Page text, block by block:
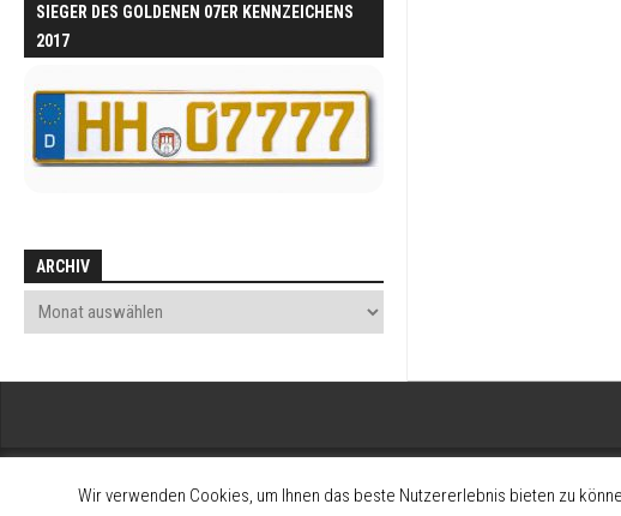
SIEGER DES GOLDENEN 07ER KENNZEICHENS
2017
ARCHIV
2008-2026 Alltagsklassiker - Interessengemeinschaft zum Erhalt und Förderung
Wir verwenden Cookies, um Ihnen das beste Nutzererlebnis bieten zu